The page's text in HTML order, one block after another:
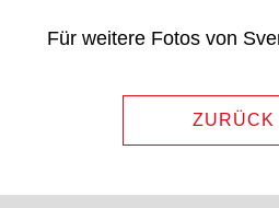
Für weitere Fotos von
ZURÜCK